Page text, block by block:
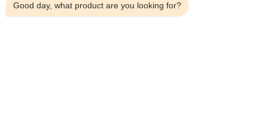
Good day, what product are you looking for?